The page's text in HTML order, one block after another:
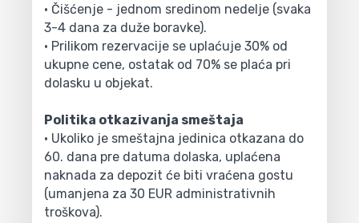
• Čišćenje - jednom sredinom nedelje (svaka
3-4 dana za duže boravke).
• Prilikom rezervacije se uplaćuje 30% od
ukupne cene, ostatak od 70% se plaća pri
dolasku u objekat.
Politika otkazivanja smeštaja
• Ukoliko je smeštajna jedinica otkazana do
60. dana pre datuma dolaska, uplaćena
naknada za depozit će biti vraćena gostu
(umanjena za 30 EUR administrativnih
troškova).